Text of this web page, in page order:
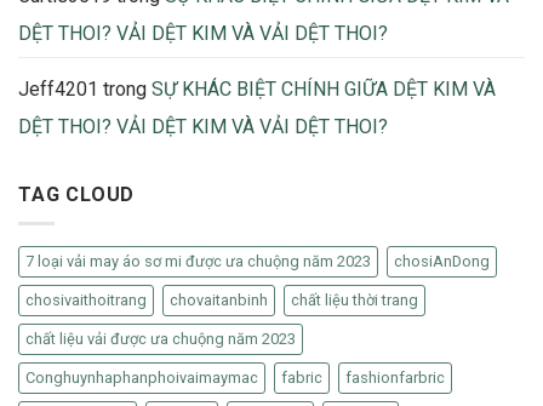
DỆT THOI? VẢI DỆT KIM VÀ VẢI DỆT THOI?
Jeff4201 trong SỰ KHÁC BIỆT CHÍNH GIỮA DỆT KIM VÀ
DỆT THOI? VẢI DỆT KIM VÀ VẢI DỆT THOI?
TAG CLOUD
7 loại vải may áo sơ mi được ưa chuộng năm 2023 chosiAnDong
chosivaithoitrang chovaitanbinh chất liệu thời trang
chất liệu vải được ưa chuộng năm 2023
Conghuynhaphanphoivaimaymac fabric fashionfarbric